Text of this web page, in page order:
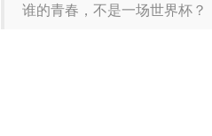
谁的青春，不是一场世界杯？